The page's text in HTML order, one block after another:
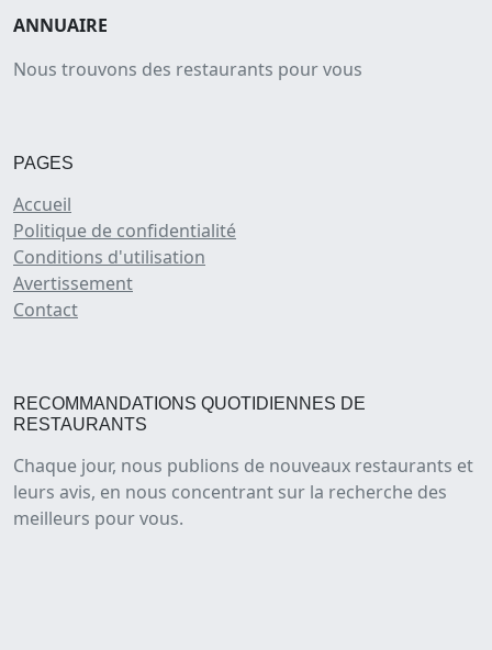
ANNUAIRE
Nous trouvons des restaurants pour vous
PAGES
Accueil
Politique de confidentialité
Conditions d'utilisation
Avertissement
Contact
RECOMMANDATIONS QUOTIDIENNES DE
RESTAURANTS
Chaque jour, nous publions de nouveaux restaurants et
leurs avis, en nous concentrant sur la recherche des
meilleurs pour vous.